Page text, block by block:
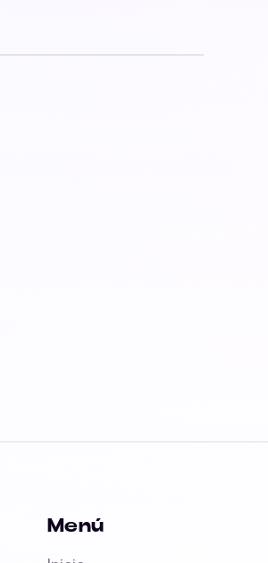
Menú